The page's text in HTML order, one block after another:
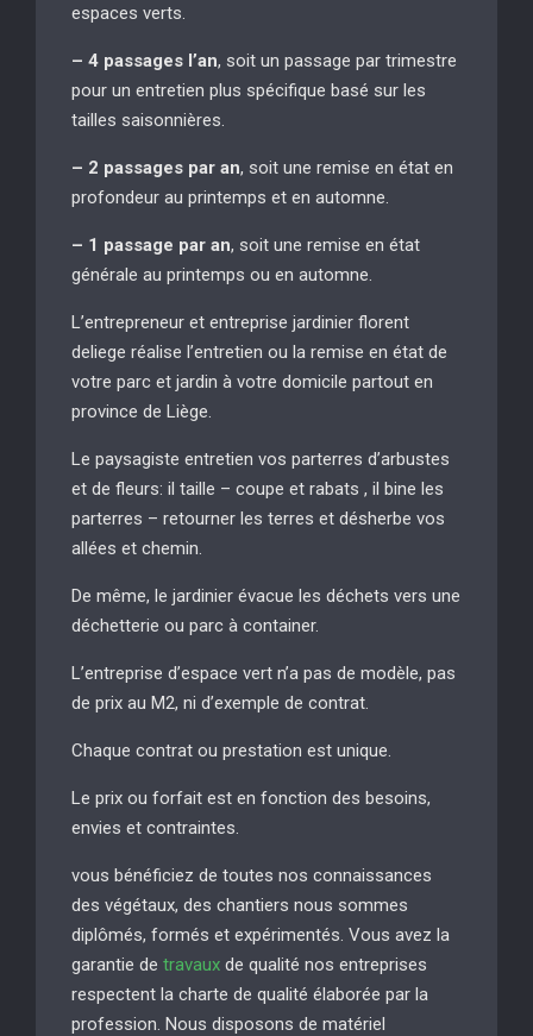
espaces verts.
– 4 passages l’an, soit un passage par trimestre
pour un entretien plus spécifique basé sur les
tailles saisonnières.
– 2 passages par an, soit une remise en état en
profondeur au printemps et en automne.
– 1 passage par an, soit une remise en état
générale au printemps ou en automne.
L’entrepreneur et entreprise jardinier florent
deliege réalise l’entretien ou la remise en état de
votre parc et jardin à votre domicile partout en
province de Liège.
Le paysagiste entretien vos parterres d’arbustes
et de fleurs: il taille – coupe et rabats , il bine les
parterres – retourner les terres et désherbe vos
allées et chemin.
De même, le jardinier évacue les déchets vers une
déchetterie ou parc à container.
L’entreprise d’espace vert n’a pas de modèle, pas
de prix au M2, ni d’exemple de contrat.
Chaque contrat ou prestation est unique.
Le prix ou forfait est en fonction des besoins,
envies et contraintes.
vous bénéficiez de toutes nos connaissances
des végétaux, des chantiers nous sommes
diplômés, formés et expérimentés. Vous avez la
garantie de travaux de qualité nos entreprises
respectent la charte de qualité élaborée par la
profession. Nous disposons de matériel